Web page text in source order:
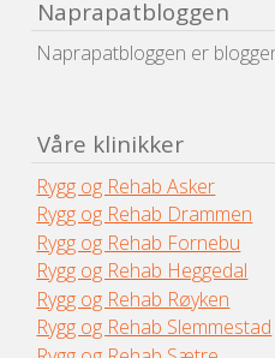
Naprapatbloggen
Naprapatbloggen er
Våre klinikker
Rygg og Rehab Asker
Rygg og Rehab Drammen
Rygg og Rehab Fornebu
Rygg og Rehab Heggedal
Rygg og Rehab Røyken
Rygg og Rehab Slemmestad